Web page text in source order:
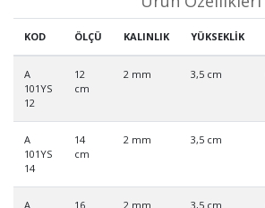
KOD ÖLÇÜ KALINLIK YÜKSEKLİK
A
101YS
12
12
cm
2 mm 3,5 cm
A
101YS
14
14
cm
2 mm 3,5 cm
A
16
2 mm 3,5 cm